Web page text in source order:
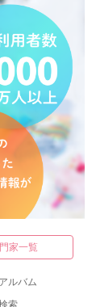
家一覧
ルバム
索